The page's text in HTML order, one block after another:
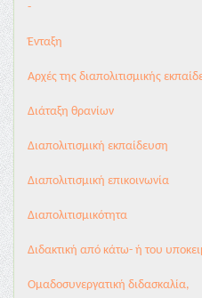
-
Ένταξη
Αρχές της διαπολιτισμικής
Διάταξη θρανίων
Διαπολιτισμική εκπαίδευση
Διαπολιτισμική επικοινωνία
Διαπολιτισμικότητα
Διδακτική από κάτω- ή του
Ομαδοσυνεργατική διδασκαλία,